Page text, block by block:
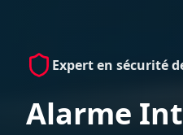
Expert en sécurité
Alarme